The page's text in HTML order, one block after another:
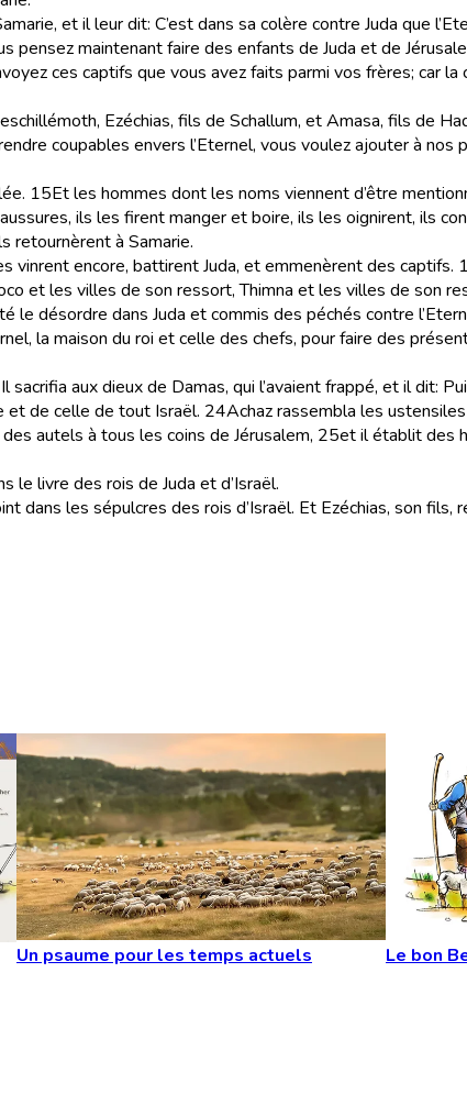
et il leur dit: C’est dans sa colère contre Juda que
pensez maintenant faire des enfants de Juda et de
ces captifs que vous avez faits parmi vos frères; car
Ezéchias, fils de Schallum, et Amasa, fils de
coupables envers l’Eternel, vous voulez ajouter à
15Et les hommes dont les noms viennent d’être
ils les firent manger et boire, ils les oignirent, ils
retournèrent à Samarie.
vinrent encore, battirent Juda, et emmenèrent des captifs.
et les villes de son ressort, Thimna et les villes de son
le désordre dans Juda et commis des péchés contre
la maison du roi et celle des chefs, pour faire des
Il sacrifia aux dieux de Damas, qui l’avaient frappé, et il dit:
et de celle de tout Israël. 24Achaz rassembla les
autels à tous les coins de Jérusalem, 25et il établit des
livre des rois de Juda et d’Israël.
dans les sépulcres des rois d’Israël. Et Ezéchias, son fils,
Un psaume pour les temps actuels Le bon